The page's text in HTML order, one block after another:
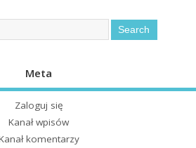
Meta
Zaloguj się
Kanał wpisów
komentarzy